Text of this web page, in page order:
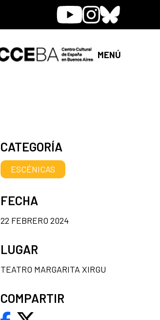
YoutubeInstagram
Bluesky
MENÚ
CATEGORÍA
ESCÉNICAS
FECHA
22 FEBRERO 2024
LUGAR
TEATRO MARGARITA XIRGU
COMPARTIR